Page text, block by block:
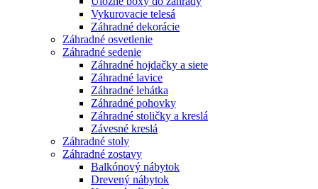
Vykurovacie telesá
Záhradné dekorácie
Záhradné osvetlenie
Záhradné sedenie
Záhradné hojdačky a siete
Záhradné lavice
Záhradné lehátka
Záhradné pohovky
Záhradné stoličky a kreslá
Závesné kreslá
Záhradné stoly
Záhradné zostavy
Balkónový nábytok
Drevený nábytok